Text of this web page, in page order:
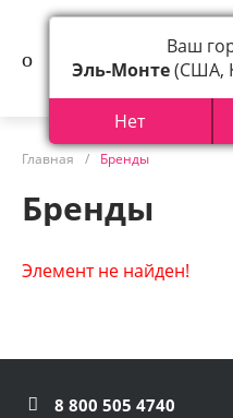
Главная / Бренды
Бренды
Элемент не найден!
8 800 505 4740
Ваш
Эль-Монте(США,
Нет